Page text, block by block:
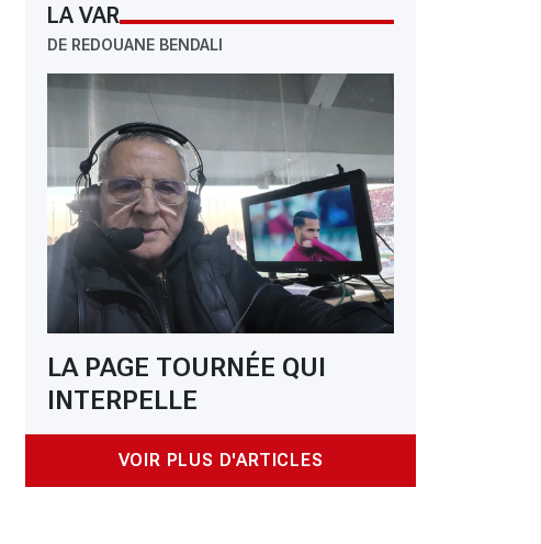
LA VAR
DE REDOUANE BENDALI
LA PAGE TOURNÉE QUI
INTERPELLE
VOIR PLUS D'ARTICLES